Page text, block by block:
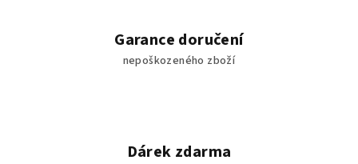
Garance doručení
nepoškozeného zboží
Dárek zdarma